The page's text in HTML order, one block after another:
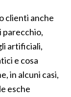
clienti anche
parecchio,
artificiali,
e cosa
in alcuni casi,
esche